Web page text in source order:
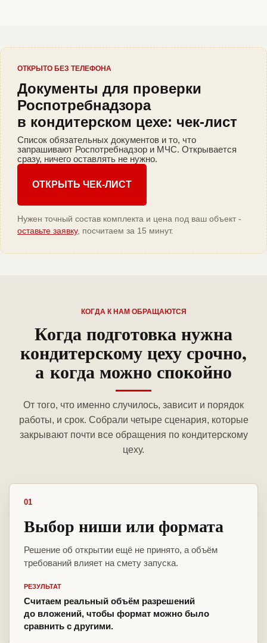
ОТКРЫТО БЕЗ ТЕЛЕФОНА
Документы для проверки
Роспотребнадзора
в кондитерском цехе: чек-лист
Список обязательных документов и то, что
запрашивают Роспотребнадзор и МЧС. Открывается
сразу, ничего оставлять не нужно.
ОТКРЫТЬ ЧЕК-ЛИСТ
Нужен точный состав комплекта и цена под ваш объект -
оставьте заявку, посчитаем за 15 минут.
КОГДА К НАМ ОБРАЩАЮТСЯ
Когда подготовка нужна
кондитерскому цеху срочно,
а когда можно спокойно
От того, что именно случилось, зависит и порядок
работы, и срок. Собрали четыре сценария, которые
закрывают почти все обращения по кондитерскому
цеху.
01
Выбор ниши или формата
Решение об открытии ещё не принято, а объём
требований влияет на смету запуска.
РЕЗУЛЬТАТ
Считаем реальный объём разрешений
до вложений, чтобы формат можно было
сравнить с другими.